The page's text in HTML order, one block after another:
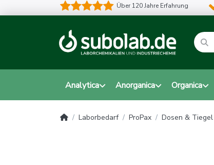
Über 120 Jahre Erfahrung
Analytica Anorganica Organica
Laborbedarf ProPax Dosen & Tiegel